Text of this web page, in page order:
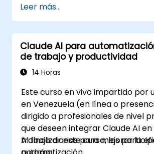
automatización impulsada por
procesamiento del lenguaje
por sus siglas en inglés).
Optimizar y ajustar los
AI para diferentes casos de
Leer más...
Claude AI para
de trabajo y productividad
14 Horas
Este curso en vivo impartido por
en Venezuela (en línea o
dirigido a profesionales de nivel
que deseen integrar Claude AI en
trabajo diarios para mejorar la
Al finalizar este curso, los